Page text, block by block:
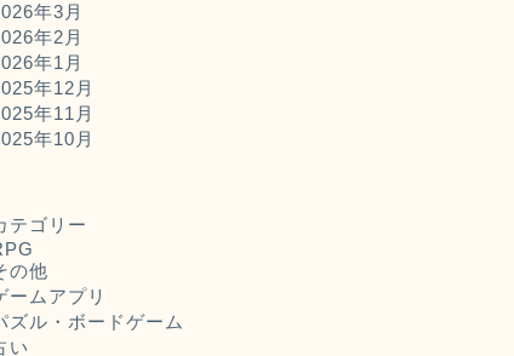
年3月
年2月
年1月
年12月
年11月
年10月
テゴリー
の他
ームアプリ
ズル・ボードゲーム
い